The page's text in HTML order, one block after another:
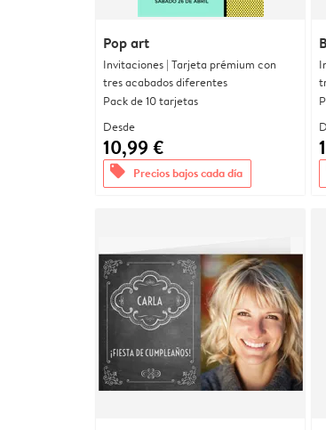
Pop art
Invitaciones | Tarjeta prémium con
tres acabados diferentes
Pack de 10 tarjetas
Desde
10,99 €
offers Precios bajos cada día